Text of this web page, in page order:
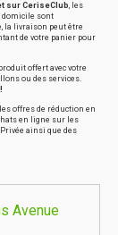
sur CeriseClub, les
domicile sont
la livraison peut être
de votre panier pour
offert avec votre
ou des services.
offres de réduction en
en ligne sur les
ainsi que des
Avenue